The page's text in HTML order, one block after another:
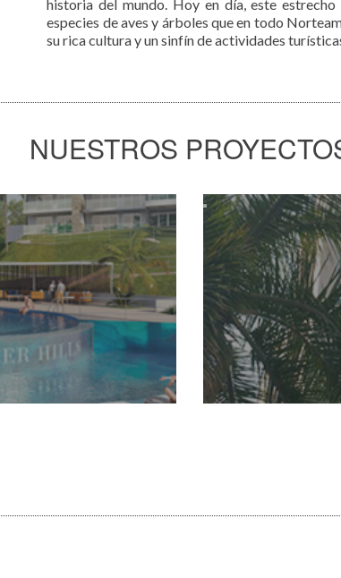
historia del mundo. Hoy en día, este
especies de aves y árboles que en todo
su rica cultura y un sinfín de actividades
NUESTROS